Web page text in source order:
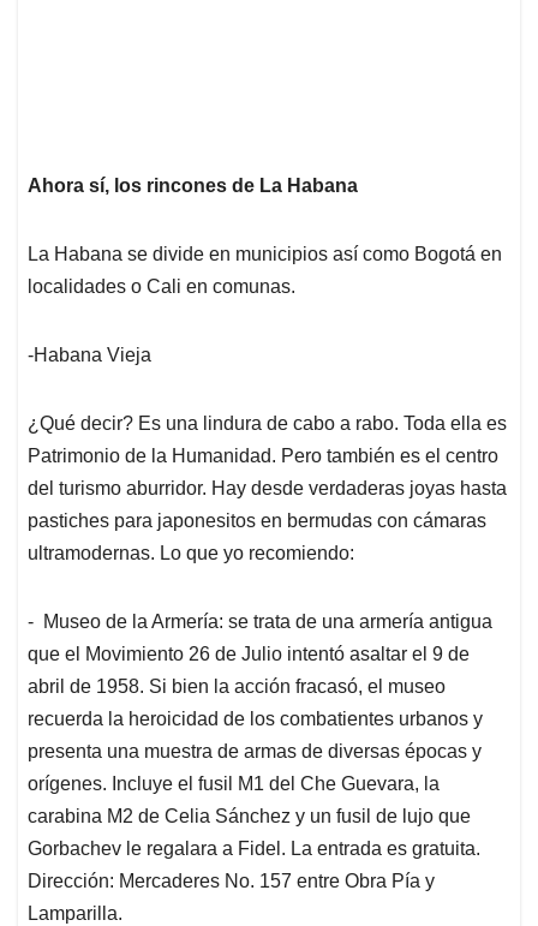
Ahora sí, los rincones de La Habana
La Habana se divide en municipios así como Bogotá en
localidades o Cali en comunas.
-Habana Vieja
¿Qué decir? Es una lindura de cabo a rabo. Toda ella es
Patrimonio de la Humanidad. Pero también es el centro
del turismo aburridor. Hay desde verdaderas joyas hasta
pastiches para japonesitos en bermudas con cámaras
ultramodernas. Lo que yo recomiendo:
- Museo de la Armería: se trata de una armería antigua
que el Movimiento 26 de Julio intentó asaltar el 9 de
abril de 1958. Si bien la acción fracasó, el museo
recuerda la heroicidad de los combatientes urbanos y
presenta una muestra de armas de diversas épocas y
orígenes. Incluye el fusil M1 del Che Guevara, la
carabina M2 de Celia Sánchez y un fusil de lujo que
Gorbachev le regalara a Fidel. La entrada es gratuita.
Dirección: Mercaderes No. 157 entre Obra Pía y
Lamparilla.